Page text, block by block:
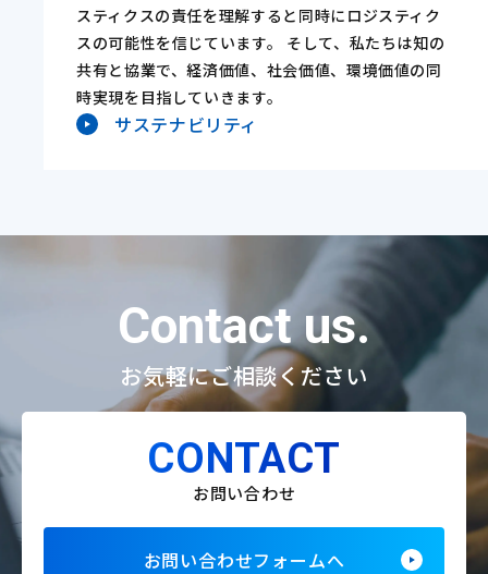
スティクスの責任を理解すると同時にロジスティク
スの可能性を信じています。 そして、私たちは知の
共有と協業で、経済価値、社会価値、環境価値の同
時実現を目指していきます。
サステナビリティ
Contact us.
お気軽にご相談ください
CONTACT
お問い合わせ
お問い合わせフォームへ